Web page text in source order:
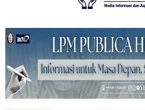
Masukkan iklan disini!